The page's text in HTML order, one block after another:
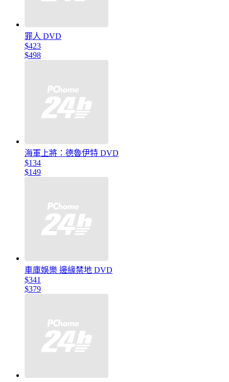
罪人 DVD
$423
$498
海軍上將：德魯伊特 DVD
$134
$149
車庫娛樂 邊緣禁地 DVD
$341
$379